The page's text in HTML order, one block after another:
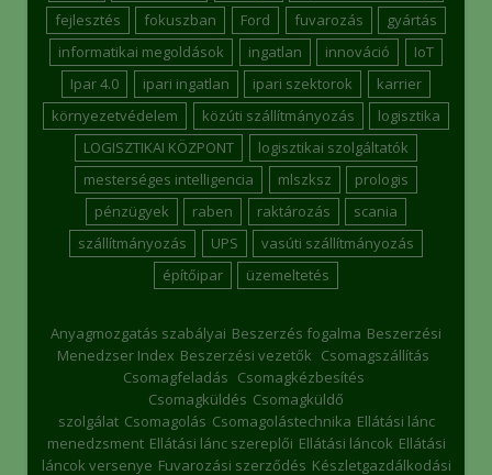
fejlesztés
fokuszban Ford fuvarozás
gyártás
informatikai megoldások
ingatlan innováció
IoT
Ipar 4.0
ipari ingatlan ipari szektorok
karrier
környezetvédelem
közúti szállítmányozás
logisztika
LOGISZTIKAI KÖZPONT
logisztikai szolgáltatók
mesterséges intelligencia
mlszksz
prologis
pénzügyek
raben raktározás
scania
szállítmányozás
UPS
vasúti szállítmányozás
építőipar
üzemeltetés
Anyagmozgatás szabályai Beszerzés fogalma Beszerzési
Menedzser Index Beszerzési vezetők Csomagszállítás
Csomagfeladás Csomagkézbesítés
Csomagküldés Csomagküldő
szolgálat Csomagolás Csomagolástechnika Ellátási lánc
menedzsment Ellátási lánc szereplői Ellátási láncok Ellátási
láncok versenye Fuvarozási szerződés Készletgazdálkodási